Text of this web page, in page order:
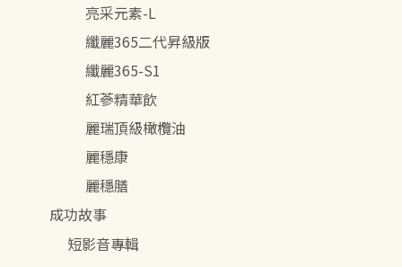
亮采元素-L
纖麗365二代昇級版
纖麗365-S1
紅蔘精華飲
麗瑞頂級橄欖油
麗穩康
麗穩膳
成功故事
短影音專輯